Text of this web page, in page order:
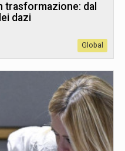
trasformazione: dal
dazi
Global